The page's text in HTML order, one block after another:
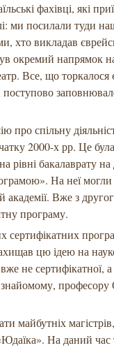
фахівці, які
ми посилали туди
хто викладав
окремий напрямок
Все, що торкалося
спільну
2000-х рр. Це
рівні бакалаврату
На неї могли
Вже з
програму.
сертифікатних
цю ідею на
не сертифікатної, а
майбутніх
На даний